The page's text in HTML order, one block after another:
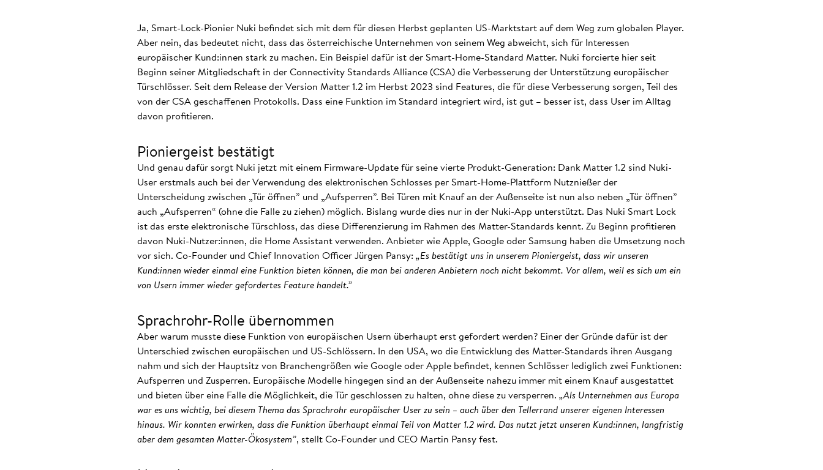
Ja, Smart-Lock-Pionier Nuki befindet sich mit dem für diesen Herbst geplanten US-Marktstart auf dem Weg zum globalen Player.
Aber nein, das bedeutet nicht, dass das österreichische Unternehmen von seinem Weg abweicht, sich für Interessen
europäischer Kund:innen stark zu machen. Ein Beispiel dafür ist der Smart-Home-Standard Matter. Nuki forcierte hier seit
Beginn seiner Mitgliedschaft in der Connectivity Standards Alliance (CSA) die Verbesserung der Unterstützung europäischer
Türschlösser. Seit dem Release der Version Matter 1.2 im Herbst 2023 sind Features, die für diese Verbesserung sorgen, Teil des
von der CSA geschaffenen Protokolls. Dass eine Funktion im Standard integriert wird, ist gut – besser ist, dass User im Alltag
davon profitieren.
Pioniergeist bestätigt
Und genau dafür sorgt Nuki jetzt mit einem Firmware-Update für seine vierte Produkt-Generation: Dank Matter 1.2 sind Nuki-
User erstmals auch bei der Verwendung des elektronischen Schlosses per Smart-Home-Plattform Nutznießer der
Unterscheidung zwischen „Tür öffnen” und „Aufsperren”. Bei Türen mit Knauf an der Außenseite ist nun also neben „Tür öffnen”
auch „Aufsperren“ (ohne die Falle zu ziehen) möglich. Bislang wurde dies nur in der Nuki-App unterstützt. Das Nuki Smart Lock
ist das erste elektronische Türschloss, das diese Differenzierung im Rahmen des Matter-Standards kennt. Zu Beginn profitieren
davon Nuki-Nutzer:innen, die Home Assistant verwenden. Anbieter wie Apple, Google oder Samsung haben die Umsetzung noch
vor sich. Co-Founder und Chief Innovation Officer Jürgen Pansy: „Es bestätigt uns in unserem Pioniergeist, dass wir unseren
Kund:innen wieder einmal eine Funktion bieten können, die man bei anderen Anbietern noch nicht bekommt. Vor allem, weil es sich um ein
von Usern immer wieder gefordertes Feature handelt.”
Sprachrohr-Rolle übernommen
Aber warum musste diese Funktion von europäischen Usern überhaupt erst gefordert werden? Einer der Gründe dafür ist der
Unterschied zwischen europäischen und US-Schlössern. In den USA, wo die Entwicklung des Matter-Standards ihren Ausgang
nahm und sich der Hauptsitz von Branchengrößen wie Google oder Apple befindet, kennen Schlösser lediglich zwei Funktionen:
Aufsperren und Zusperren. Europäische Modelle hingegen sind an der Außenseite nahezu immer mit einem Knauf ausgestattet
und bieten über eine Falle die Möglichkeit, die Tür geschlossen zu halten, ohne diese zu versperren. „Als Unternehmen aus Europa
war es uns wichtig, bei diesem Thema das Sprachrohr europäischer User zu sein – auch über den Tellerrand unserer eigenen Interessen
hinaus. Wir konnten erwirken, dass die Funktion überhaupt einmal Teil von Matter 1.2 wird. Das nutzt jetzt unseren Kund:innen, langfristig
aber dem gesamten Matter-Ökosystem”, stellt Co-Founder und CEO Martin Pansy fest.